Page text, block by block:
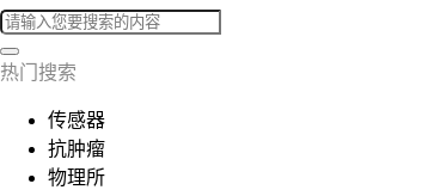
热门搜索
传感器
抗肿瘤
物理所